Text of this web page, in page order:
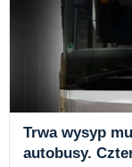
Trwa wysyp
autobusy.